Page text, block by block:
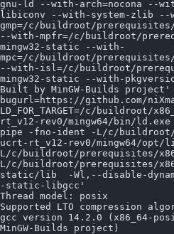
gnu-ld --with-arch=nocona --
libiconv --with-system-zlib --
gmp=/c/buildroot/prerequisites/
--with-mpfr=/c/buildroot/
mingw32-static --with-
mpc=/c/buildroot/prerequisites/
--with-isl=/c/buildroot/
mingw32-static --with-
Built by MinGW-Builds
bugurl=https://github.com/
LD_FOR_TARGET=/c/buildroot/
rt_v12-rev0/mingw64/bin/
pipe -fno-ident -L/c/buildroot/
ucrt-rt_v12-rev0/mingw64/opt/
L/c/buildroot/prerequisites/
L/c/buildroot/prerequisites/
static/lib  -Wl,--disable-
-static-libgcc'
Thread model: posix
Supported LTO compression
gcc version 14.2.0 (x86_64-
MinGW-Builds project)